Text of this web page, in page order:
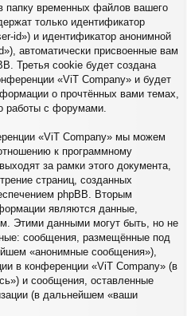
папку временных файлов вашего
только идентификатор
id») и идентификатор анонимной
автоматически присвоенные вам
Третья cookie будет создана
«ViT Company» и будет
о прочтённых вами темах,
работы с форумами.
«ViT Company» мы можем
к программному
за рамки этого документа,
страниц, созданных
phpBB. Вторым
являются данные,
Этими данными могут быть, но не
сообщения, размещённые под
«анонимные сообщения»),
в конференции «ViT Company» (в
и сообщения, оставленные
(в дальнейшем «ваши